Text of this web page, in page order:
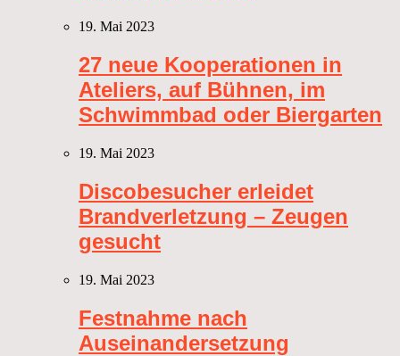
19. Mai 2023
27 neue Kooperationen in
Ateliers, auf Bühnen, im
Schwimmbad oder Biergarten
19. Mai 2023
Discobesucher erleidet
Brandverletzung – Zeugen
gesucht
19. Mai 2023
Festnahme nach
Auseinandersetzung